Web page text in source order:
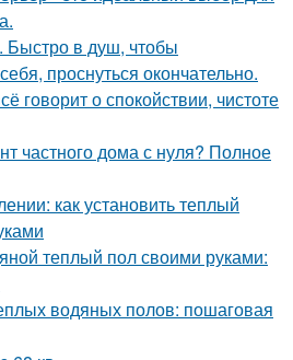
Быстро в душ, чтобы
проснуться окончательно.
говорит о спокойствии, чистоте
частного дома с нуля? Полное
как установить теплый
теплый пол своими руками:
водяных полов: пошаговая